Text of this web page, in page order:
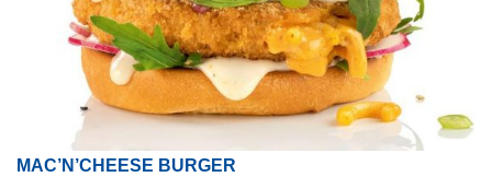
MAC’N’CHEESE BURGER